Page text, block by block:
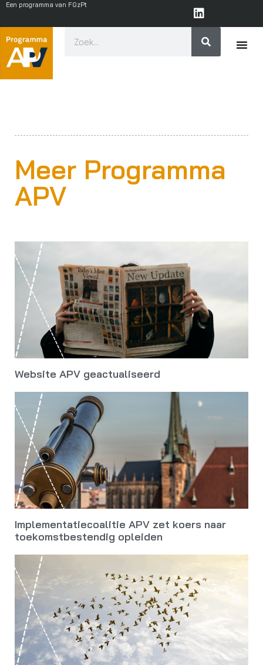
Een programma van FGzPt
Meer Programma
APV
Website APV geactualiseerd
Implementatiecoalitie APV zet koers naar
toekomstbestendig opleiden